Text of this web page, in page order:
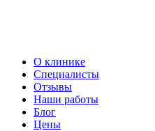
О клинике
Специалисты
Отзывы
Наши работы
Блог
Цены